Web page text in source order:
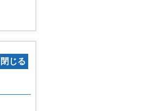
‐ 閉じる